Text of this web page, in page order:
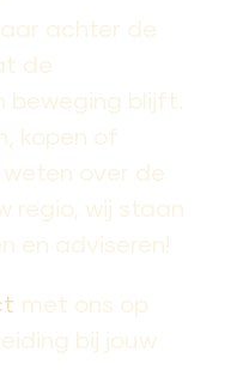
achter de
de
beweging blijft.
kopen of
over de
regio, wij staan
en adviseren!
met ons op
bij jouw